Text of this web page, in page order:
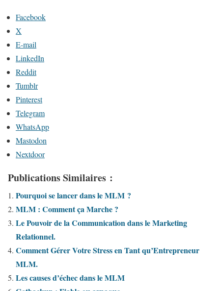
Facebook
X
E-mail
LinkedIn
Reddit
Tumblr
Pinterest
Telegram
WhatsApp
Mastodon
Nextdoor
Publications Similaires :
Pourquoi se lancer dans le MLM ?
MLM : Comment ça Marche ?
Le Pouvoir de la Communication dans le Marketing
Relationnel.
Comment Gérer Votre Stress en Tant qu’Entrepreneur
MLM.
Les causes d’échec dans le MLM